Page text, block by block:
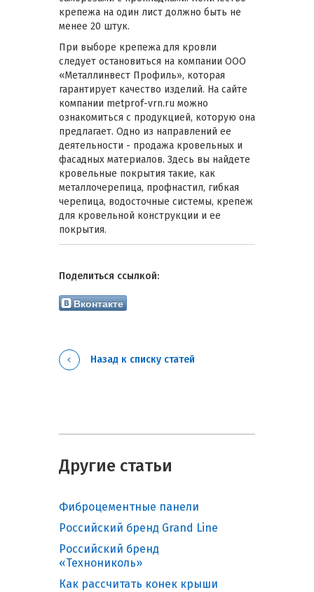
крепежа на один лист должно быть не
менее 20 штук.
При выборе крепежа для кровли
следует остановиться на компании ООО
«Металлинвест Профиль», которая
гарантирует качество изделий. На сайте
компании metprof-vrn.ru можно
ознакомиться с продукцией, которую она
предлагает. Одно из направлений ее
деятельности - продажа кровельных и
фасадных материалов. Здесь вы найдете
кровельные покрытия такие, как
металлочерепица, профнастил, гибкая
черепица, водосточные системы, крепеж
для кровельной конструкции и ее
покрытия.
Назад к списку статей
Вконтакте
Поделиться ссылкой:
Другие статьи
Фиброцементные панели
Российский бренд Grand Line
Российский бренд
«Технониколь»
Как рассчитать конек крыши